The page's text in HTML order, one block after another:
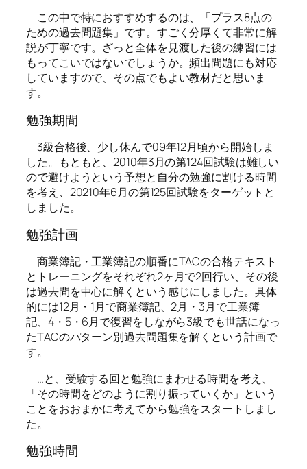
この中で特におすすめするのは、「プラス8点の
ための過去問題集」です。すごく分厚くて非常に解
説が丁寧です。ざっと全体を見渡した後の練習には
もってこいではないでしょうか。頻出問題にも対応
していますので、その点でもよい教材だと思いま
す。
勉強期間
3級合格後、少し休んで09年12月頃から開始しま
した。もともと、2010年3月の第124回試験は難しい
ので避けようという予想と自分の勉強に割ける時間
を考え、20210年6月の第125回試験をターゲットと
しました。
勉強計画
商業簿記・工業簿記の順番にTACの合格テキスト
とトレーニングをそれぞれ2ヶ月で2回行い、その後
は過去問を中心に解くという感じにしました。具体
的には12月・1月で商業簿記、2月・3月で工業簿
記、4・5・6月で復習をしながら3級でも世話になっ
たTACのパターン別過去問題集を解くという計画で
す。
…と、受験する回と勉強にまわせる時間を考え、
「その時間をどのように割り振っていくか」という
ことをおおまかに考えてから勉強をスタートしまし
た。
勉強時間